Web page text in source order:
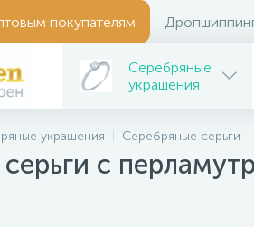
покупателям
Серебряные
украшения
украшения Серебряные серьги
с